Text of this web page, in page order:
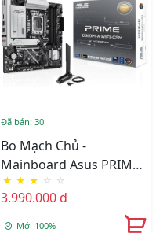
Đã bán: 30
Bo Mạch Chủ -
Mainboard Asus PRIME
B860M-A WIFI-CSM
★ ★ ★ ☆ ☆
3.990.000 đ
Mới 100%